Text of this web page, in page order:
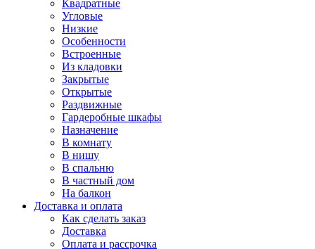
Квадратные
Угловые
Низкие
Особенности
Встроенные
Из кладовки
Закрытые
Открытые
Раздвижные
Гардеробные шкафы
Назначение
В комнату
В нишу
В спальню
В частный дом
На балкон
Доставка и оплата
Как сделать заказ
Доставка
Оплата и рассрочка